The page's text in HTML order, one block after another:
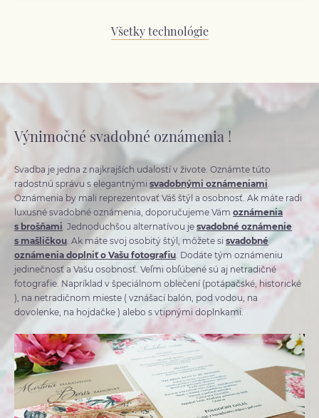
Všetky technológie
Výnimočné svadobné oznámenia !
Svadba je jedna z najkrajších udalostí v živote. Oznámte túto
radostnú správu s elegantnými svadobnými oznámeniami.
Oznámenia by mali reprezentovať Váš štýl a osobnosť. Ak máte radi
luxusné svadobné oznámenia, doporučujeme Vám oznámenia
s brošňami. Jednoduchšou alternatívou je svadobné oznámenie
s mašličkou. Ak máte svoj osobitý štýl, môžete si svadobné
oznámenia doplniť o Vašu fotografiu. Dodáte tým oznámeniu
jedinečnosť a Vašu osobnosť. Veľmi obľúbené sú aj netradičné
fotografie. Napríklad v špeciálnom oblečení (potápačské, historické
), na netradičnom mieste ( vznášací balón, pod vodou, na
dovolenke, na hojdačke ) alebo s vtipnými doplnkami.